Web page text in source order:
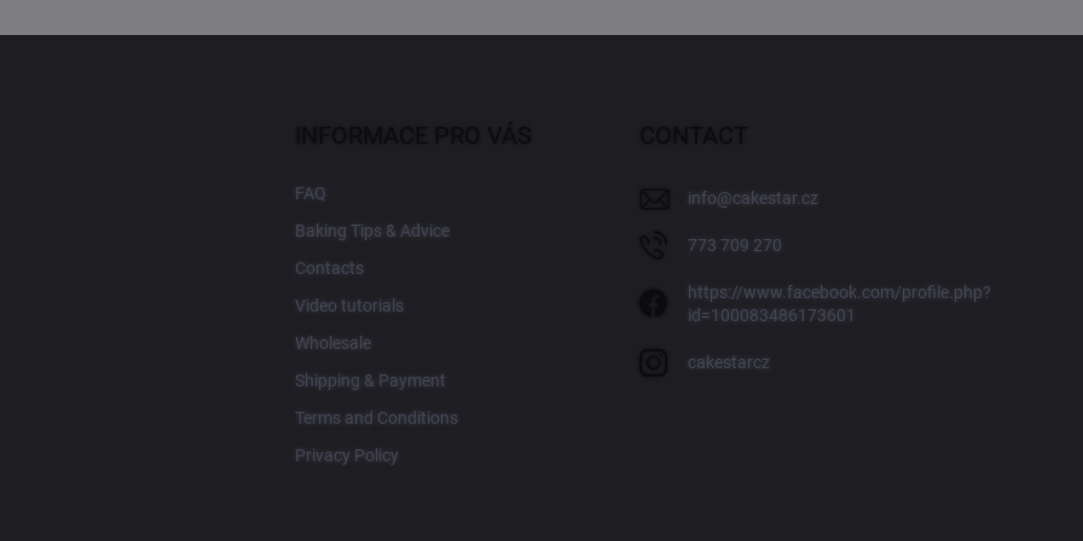
FAQ
Baking Tips & Advice
Contacts
Video tutorials
Wholesale
Shipping & Payment
Terms and Conditions
Privacy Policy
info@cakestar.cz
773 709 270
https://www.facebook.com/profile.php?
id=100083486173601
cakestarcz